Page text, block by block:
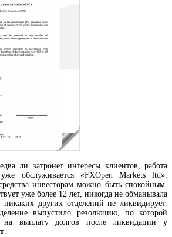
ли затронет интересы клиентов, работа
обслуживается «FXOpen Markets ltd».
инвесторам можно быть спокойным.
уже более 12 лет, никогда не обманывала
других отделений не ликвидирует.
выпустило резолюцию, по которой
на выплату долгов после ликвидации у
.